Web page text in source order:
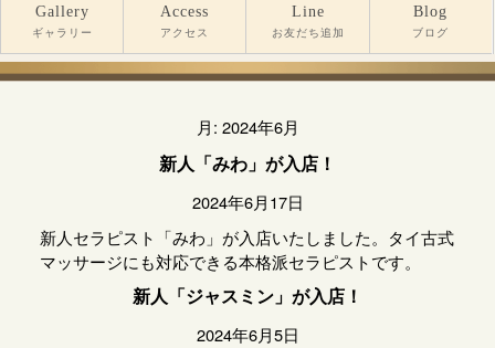
Gallery
ギャラリー
Access
アクセス
Line
お友だち追加
Blog
ブログ
月: 2024年6月
新人「みわ」が入店！
2024年6月17日
新人セラピスト「みわ」が入店いたしました。タイ古式
マッサージにも対応できる本格派セラピストです。
新人「ジャスミン」が入店！
2024年6月5日